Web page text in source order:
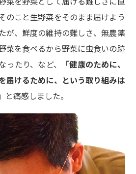
のこと生野菜をそのまま届けよう
が、鮮度の維持の難しさ、無農薬
菜を食べるから野菜に虫食いの跡
たり、など、
「健康のために、
届けるために、という取り組みは
と痛感しました。